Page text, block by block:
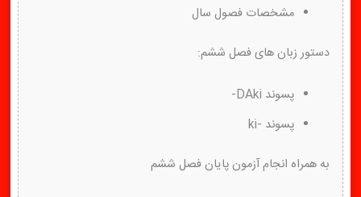
مشخصات فصول سال
دستور زبان های فصل ششم:
پسوند DAki-
پسوند -ki
به همراه انجام آزمون پایان فصل ششم